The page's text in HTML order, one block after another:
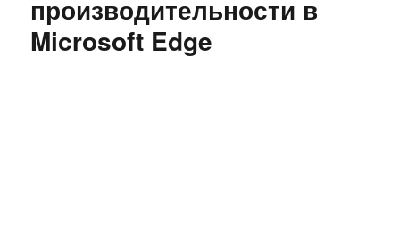
производительности в
Microsoft Edge